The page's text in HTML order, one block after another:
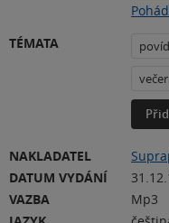
TÉMATA
NAKLADATEL
DATUM VYDÁNÍ
VAZBA
Mp3